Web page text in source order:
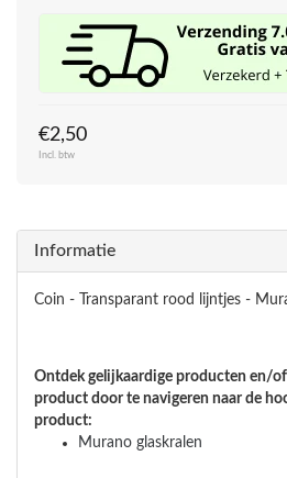
€2,50
Incl. btw
Informatie
Coin - Transparant rood lijntjes -
Ontdek gelijkaardige producten en/
product door te navigeren naar de
product:
Murano glaskralen